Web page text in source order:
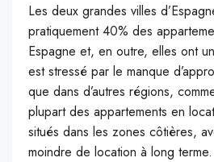
Les deux grandes villes
pratiquement 40% des
Espagne et, en outre, elles ont
est stressé par le manque
que dans d’autres régions,
plupart des appartements en
situés dans les zones côtières,
moindre de location à long terme.